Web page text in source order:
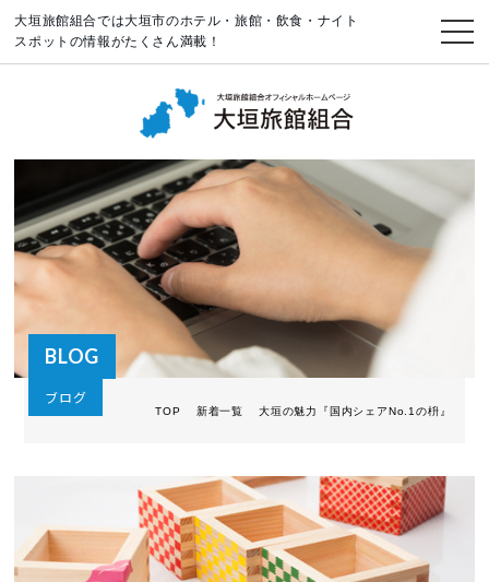
大垣旅館組合では大垣市のホテル・旅館・飲食・ナイト
スポットの情報がたくさん満載！
BLOG
ブログ
TOP 新着一覧 大垣の魅力『国内シェアNo.1の枡』